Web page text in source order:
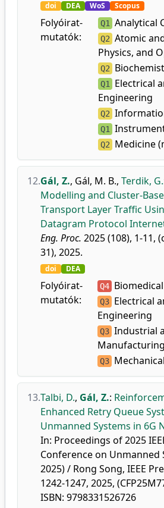
doi DEA WoS Scopus
Folyóirat-
mutatók:
Q1 Analytical
Q2 Atomic
Physics, and
Q2
Q1 Electrical
Engineering
Q2
Q1
Q2 Medicine
12.Gál, Z., Gál, M. B., Terdik, G.
Modelling and Cluster-
Transport Layer Traffic
Datagram Protocol
Eng. Proc. 2025 (108), 1-11,
31), 2025.
doi DEA
Folyóirat-
mutatók:
Q4
Q3 Electrical
Engineering
Q3 Industrial
Q3
13.Talbi, D., Gál, Z.:
Enhanced Retry Queue
Unmanned Systems in 6G
In: Proceedings of 2025
Conference on Unmanned
2025) / Rong Song, IEEE
1242-1247, 2025,
ISBN: 9798331526726